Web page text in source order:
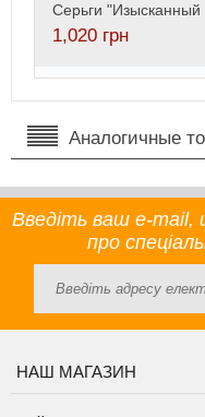
Серьги "Изысканный
1,020 грн
Аналогичные
Введіть ваш e-
про
НАШ МАГАЗИН